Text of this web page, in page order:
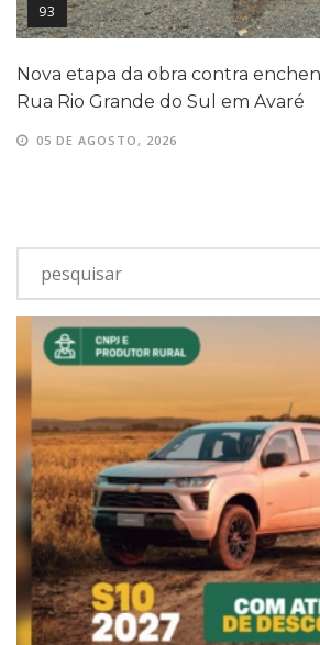
93
Nova etapa da obra contra
Rua Rio Grande do Sul em Avaré
05 DE AGOSTO, 2026